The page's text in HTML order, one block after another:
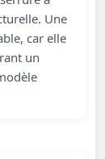
Une
car elle
un